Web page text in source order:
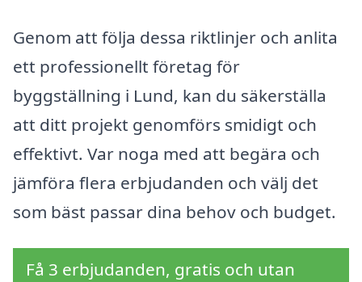
Genom att följa dessa riktlinjer och anlita
ett professionellt företag för
byggställning i Lund, kan du säkerställa
att ditt projekt genomförs smidigt och
effektivt. Var noga med att begära och
jämföra flera erbjudanden och välj det
som bäst passar dina behov och budget.
Få 3 erbjudanden, gratis och utan